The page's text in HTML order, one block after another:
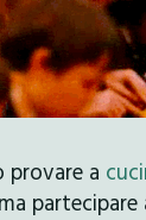
provare a